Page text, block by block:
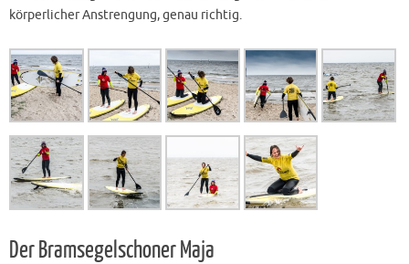
körperlicher Anstrengung, genau richtig.
Der Bramsegelschoner Maja